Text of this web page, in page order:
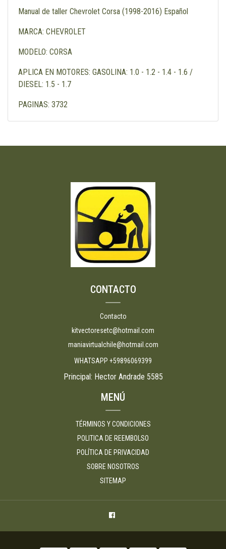
Manual de taller Chevrolet Corsa (1998-2016) Español
MARCA: CHEVROLET
MODELO: CORSA
APLICA EN MOTORES: GASOLINA: 1.0 - 1.2 - 1.4 - 1.6 /
DIESEL: 1.5 - 1.7
PAGINAS: 3732
CONTACTO
Contacto
kitvectoresetc@hotmail.com
maniavirtualchile@hotmail.com
WHATSAPP +59896069399
Principal: Hector Andrade 5585
MENÚ
TÉRMINOS Y CONDICIONES
POLITICA DE REEMBOLSO
POLÍTICA DE PRIVACIDAD
SOBRE NOSOTROS
SITEMAP